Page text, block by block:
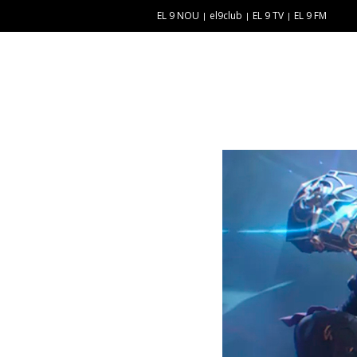
EL 9 NOU el9club EL 9 TV EL 9 FM